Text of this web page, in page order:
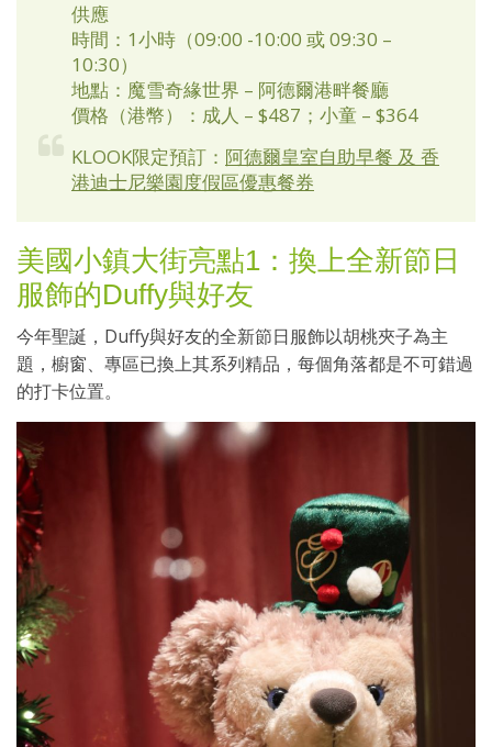
供應
時間：1小時（09:00 -10:00 或 09:30 –
10:30）
地點：魔雪奇緣世界 – 阿德爾港畔餐廳
價格（港幣）：成人 – $487；小童 – $364
KLOOK限定預訂： 阿德爾皇室自助早餐 及 香
港迪士尼樂園度假區優惠餐券
美國小鎮大街亮點1：換上全新節日
服飾的Duffy與好友
今年聖誕，Duffy與好友的全新節日服飾以胡桃夾子為主
題，櫥窗、專區已換上其系列精品，每個角落都是不可錯過
的打卡位置。